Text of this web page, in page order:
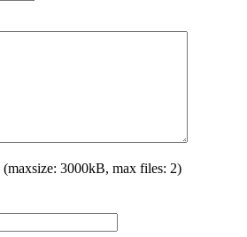
3000kB, max files: 2)